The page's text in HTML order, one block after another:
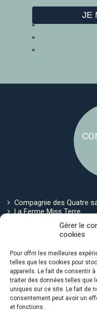
Gérer le
cookies
Pour offrir les meilleures
telles que les cookies pour
appareils. Le fait de consentir
traiter des données telles que
uniques sur ce site. Le fait de
consentement peut avoir un
et fonctions.
Compagnie des Quatre
La Ferme Miss Terre
Politique de cookies